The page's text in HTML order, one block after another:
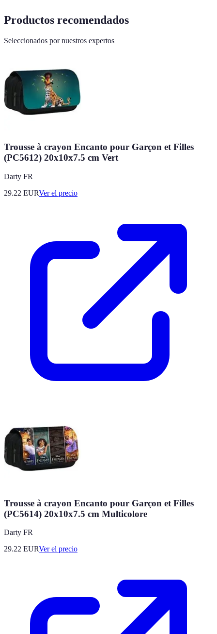
Productos recomendados
Seleccionados por nuestros expertos
Trousse à crayon Encanto pour Garçon et Filles
(PC5612) 20x10x7.5 cm Vert
Darty FR
29.22 EURVer el precio
Trousse à crayon Encanto pour Garçon et Filles
(PC5614) 20x10x7.5 cm Multicolore
Darty FR
29.22 EURVer el precio